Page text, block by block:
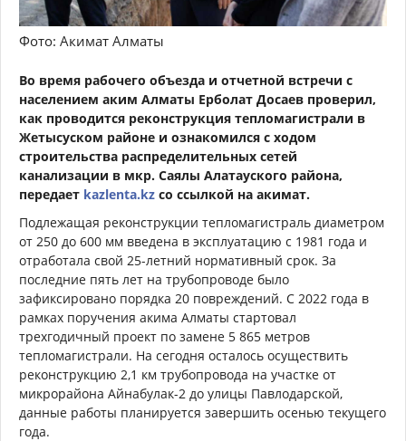
Фото: Акимат Алматы
Во время рабочего объезда и отчетной встречи с
населением аким Алматы Ерболат Досаев проверил,
как проводится реконструкция тепломагистрали в
Жетысуском районе и ознакомился с ходом
строительства распределительных сетей
канализации в мкр. Саялы Алатауского района,
передает kazlenta.kz со ссылкой на акимат.
Подлежащая реконструкции тепломагистраль диаметром
от 250 до 600 мм введена в эксплуатацию с 1981 года и
отработала свой 25-летний нормативный срок. За
последние пять лет на трубопроводе было
зафиксировано порядка 20 повреждений. С 2022 года в
рамках поручения акима Алматы стартовал
трехгодичный проект по замене 5 865 метров
тепломагистрали. На сегодня осталось осуществить
реконструкцию 2,1 км трубопровода на участке от
микрорайона Айнабулак-2 до улицы Павлодарской,
данные работы планируется завершить осенью текущего
года.